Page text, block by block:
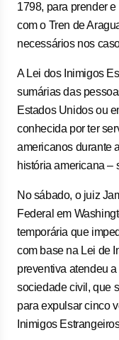
1798, para prender
com o Tren de
necessários nos
A Lei dos Inimigos
sumárias das
Estados Unidos ou
conhecida por ter
americanos durante
história americana –
No sábado, o juiz
Federal em
temporária que
com base na Lei de
preventiva atendeu
sociedade civil, que
para expulsar cinco
Inimigos